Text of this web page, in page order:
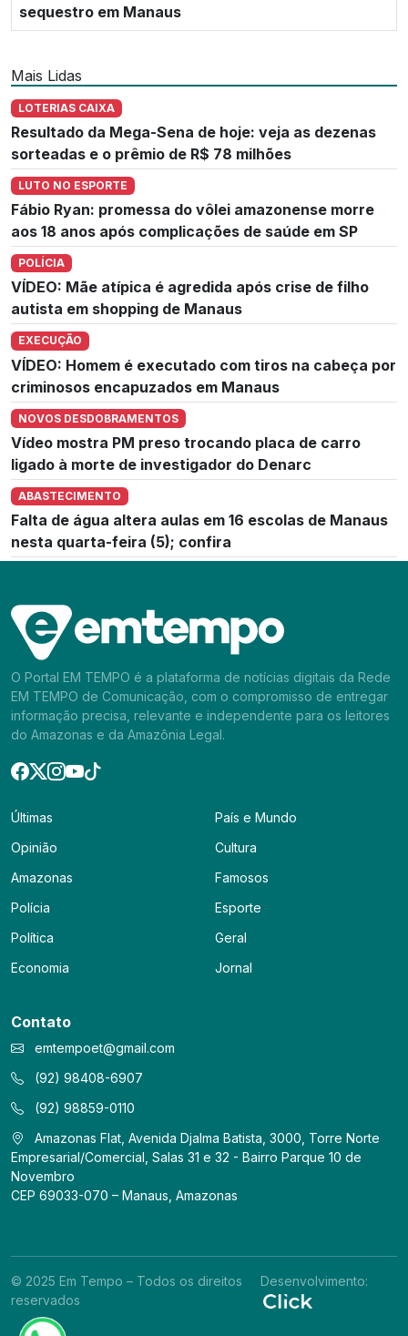
sequestro em Manaus
Mais Lidas
LOTERIAS CAIXA
Resultado da Mega-Sena de hoje: veja as dezenas
sorteadas e o prêmio de R$ 78 milhões
LUTO NO ESPORTE
Fábio Ryan: promessa do vôlei amazonense morre
aos 18 anos após complicações de saúde em SP
POLÍCIA
VÍDEO: Mãe atípica é agredida após crise de filho
autista em shopping de Manaus
EXECUÇÃO
VÍDEO: Homem é executado com tiros na cabeça por
criminosos encapuzados em Manaus
NOVOS DESDOBRAMENTOS
Vídeo mostra PM preso trocando placa de carro
ligado à morte de investigador do Denarc
ABASTECIMENTO
Falta de água altera aulas em 16 escolas de Manaus
nesta quarta-feira (5); confira
O Portal EM TEMPO é a plataforma de notícias digitais da Rede
EM TEMPO de Comunicação, com o compromisso de entregar
informação precisa, relevante e independente para os leitores
do Amazonas e da Amazônia Legal.
Últimas
Opinião
Amazonas
Polícia
Política
Economia
País e Mundo
Cultura
Famosos
Esporte
Geral
Jornal
Contato
emtempoet@gmail.com
(92) 98408-6907
(92) 98859-0110
Amazonas Flat, Avenida Djalma Batista, 3000, Torre Norte
Empresarial/Comercial, Salas 31 e 32 - Bairro Parque 10 de
Novembro
CEP 69033-070 – Manaus, Amazonas
© 2025 Em Tempo – Todos os direitos
reservados
Desenvolvimento: